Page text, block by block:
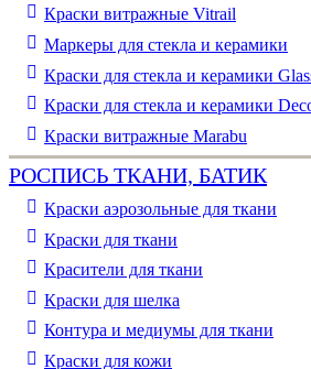
Краски витражные Vitrail
Маркеры для стекла и керамики
Краски для стекла и керамики
Краски для стекла и керамики
Краски витражные Marabu
РОСПИСЬ ТКАНИ, БАТИК
Краски аэрозольные для ткани
Краски для ткани
Красители для ткани
Краски для шелка
Контура и медиумы для ткани
Краски для кожи